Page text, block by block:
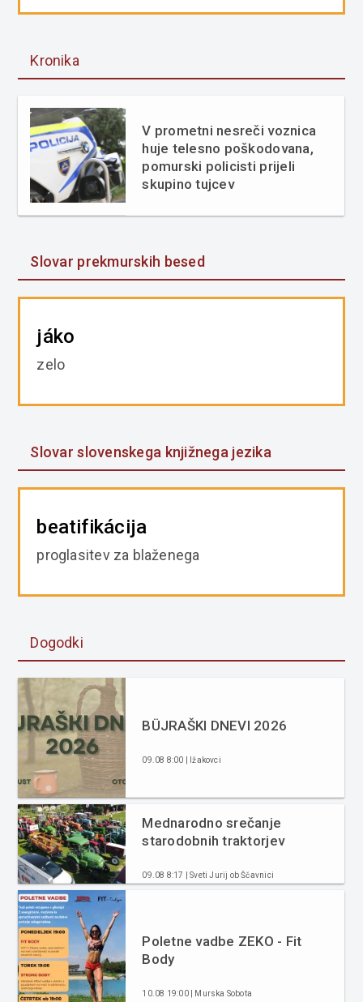
Kronika
V prometni nesreči voznica
huje telesno poškodovana,
pomurski policisti prijeli
skupino tujcev
Slovar prekmurskih besed
jáko
zelo
Slovar slovenskega knjižnega jezika
beatifikácija
proglasitev za blaženega
Dogodki
BÜJRAŠKI DNEVI 2026
09.08 8:00 | Ižakovci
Mednarodno srečanje
starodobnih traktorjev
09.08 8:17 | Sveti Jurij ob Ščavnici
Poletne vadbe ZEKO - Fit
Body
10.08 19:00 | Murska Sobota